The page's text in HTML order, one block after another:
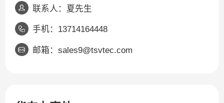
联系人：夏先生
手机：13714164448
邮箱：sales9@tsvtec.com